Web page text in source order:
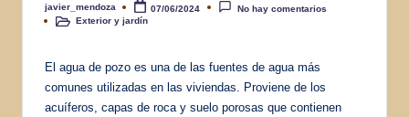
Publicado
por
javier_mendoza 07/06/2024
No hay comentarios
PublicadoExterior y jardín
El agua de pozo es una de las fuentes de agua más
comunes utilizadas en las viviendas. Proviene de los
acuíferos, capas de roca y suelo porosas que contienen